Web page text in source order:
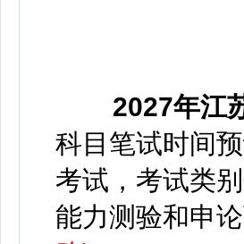
2027年江
科目 笔试时间预
考试，考试类
能力测验和申论